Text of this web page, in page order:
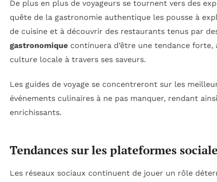
De plus en plus de voyageurs se tournent vers des
quête de la gastronomie authentique les pousse à
de cuisine et à découvrir des restaurants tenus par
gastronomique continuera d’être une tendance
culture locale à travers ses saveurs.
Les guides de voyage se concentreront sur les
événements culinaires à ne pas manquer, rendant
enrichissants.
Tendances sur les plateformes
Les réseaux sociaux continuent de jouer un rôle